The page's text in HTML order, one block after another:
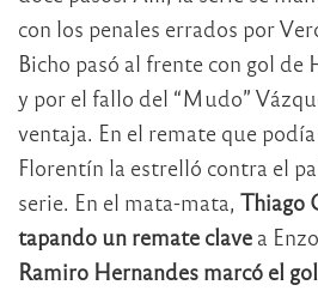
con los penales errados por
Bicho pasó al frente con gol de
y por el fallo del “Mudo”
ventaja. En el remate que
Florentín la estrelló contra el
serie. En el mata-mata, Thiago
tapando un remate clave a
Ramiro Hernandes marcó el